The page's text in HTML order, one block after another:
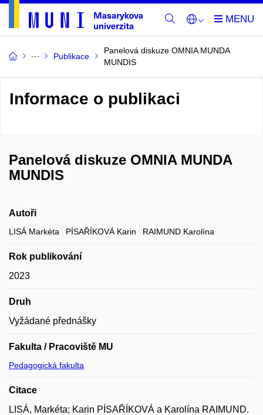
Publikace
Panelová diskuze OMNIA MUNDA
MUNDIS
Informace o publikaci
Panelová diskuze OMNIA MUNDA
MUNDIS
Autoři
LISÁ Markéta PÍSAŘÍKOVÁ Karin RAIMUND Karolína
Rok publikování
2023
Druh
Vyžádané přednášky
Fakulta / Pracoviště MU
Pedagogická fakulta
Citace
LISÁ, Markéta; Karin PÍSAŘÍKOVÁ a Karolína RAIMUND.